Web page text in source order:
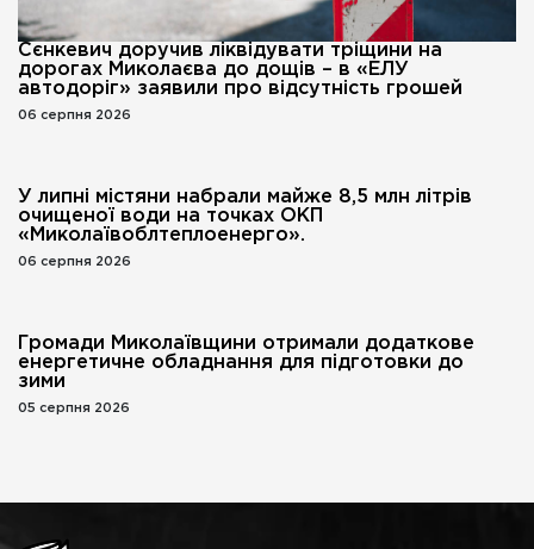
Сєнкевич доручив ліквідувати тріщини на
дорогах Миколаєва до дощів – в «ЕЛУ
автодоріг» заявили про відсутність грошей
06 серпня 2026
У липні містяни набрали майже 8,5 млн літрів
очищеної води на точках ОКП
«Миколаївоблтеплоенерго».
06 серпня 2026
Громади Миколаївщини отримали додаткове
енергетичне обладнання для підготовки до
зими
05 серпня 2026